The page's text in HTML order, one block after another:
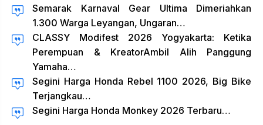
Semarak Karnaval Gear Ultima Dimeriahkan
1.300 Warga Leyangan, Ungaran…
CLASSY Modifest 2026 Yogyakarta: Ketika
Perempuan & KreatorAmbil Alih Panggung
Yamaha…
Segini Harga Honda Rebel 1100 2026, Big Bike
Terjangkau…
Segini Harga Honda Monkey 2026 Terbaru…